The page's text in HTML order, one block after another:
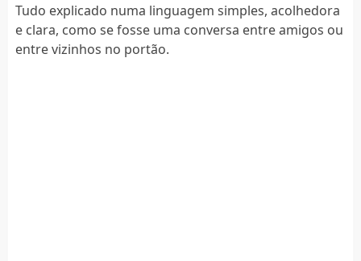
Tudo explicado numa linguagem simples, acolhedora
e clara, como se fosse uma conversa entre amigos ou
entre vizinhos no portão.